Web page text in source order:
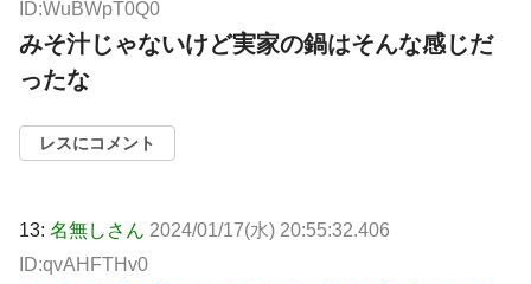
ID:WuBWpT0Q0
みそ汁じゃないけど実家の鍋はそんな感じだ
ったな
レスにコメント
13: 名無しさん 2024/01/17(水) 20:55:32.406
ID:qvAHFTHv0